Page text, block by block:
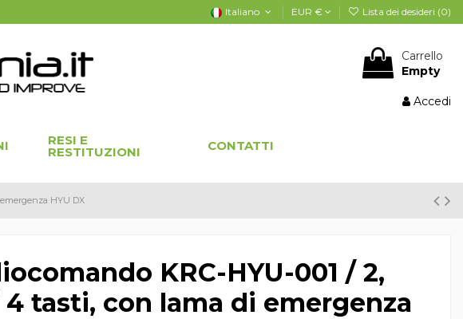
Italiano EUR € Lista dei desideri (0)
Carrello
Empty
Accedi
RESI E
RESTITUZIONI CONTATTI
HYU DX
KRC-HYU-001 / 2,
4 tasti, con lama di emergenza